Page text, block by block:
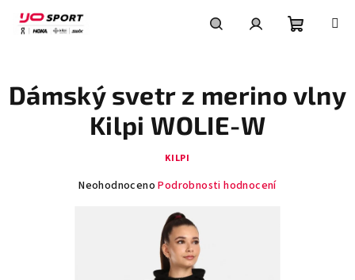
obsah
košík
Dámský svetr z merino vlny
Kilpi WOLIE-W
KILPI
Průměrné
Neohodnoceno Podrobnosti hodnocení